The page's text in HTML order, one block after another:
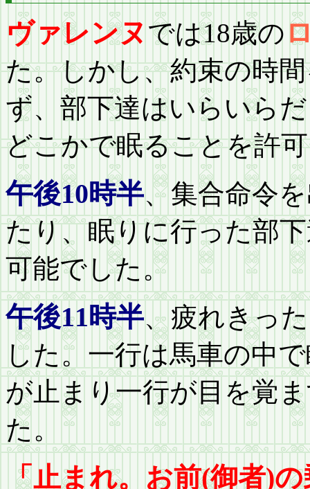
ヴァレンヌ では18歳の
た。しかし、約束の時
ず、部下達はいらいら
どこかで眠ることを許
午後10時半、集合命令
たり、眠りに行った部
可能でした。
午後11時半、疲れきっ
した。一行は馬車の中
が止まり一行が目を覚
た。
「止まれ。お前(御者)